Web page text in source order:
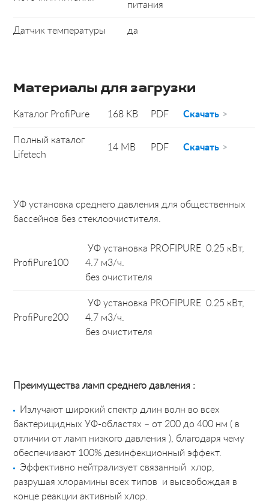
питания
Датчик температуры да
Материалы для загрузки
Каталог ProfiPure 168 KB PDF Скачать
Полный каталог
Lifetech
14 MB PDF Скачать
УФ установка среднего давления для общественных
бассейнов без стеклоочистителя.
ProfiPure100
УФ установка PROFIPURE 0.25 кВт,
4.7 м3/ч.
без очистителя
ProfiPure200
УФ установка PROFIPURE 0.25 кВт,
4.7 м3/ч.
без очистителя
Преимущества ламп среднего давления :
Излучают широкий спектр длин волн во всех
бактерицидных УФ-областях – от 200 до 400 нм ( в
отличии от ламп низкого давления ), благодаря чему
обеспечивают 100% дезинфекционный эффект.
Эффективно нейтрализует связанный хлор,
разрушая хлорамины всех типов и высвобождая в
конце реакции активный хлор.